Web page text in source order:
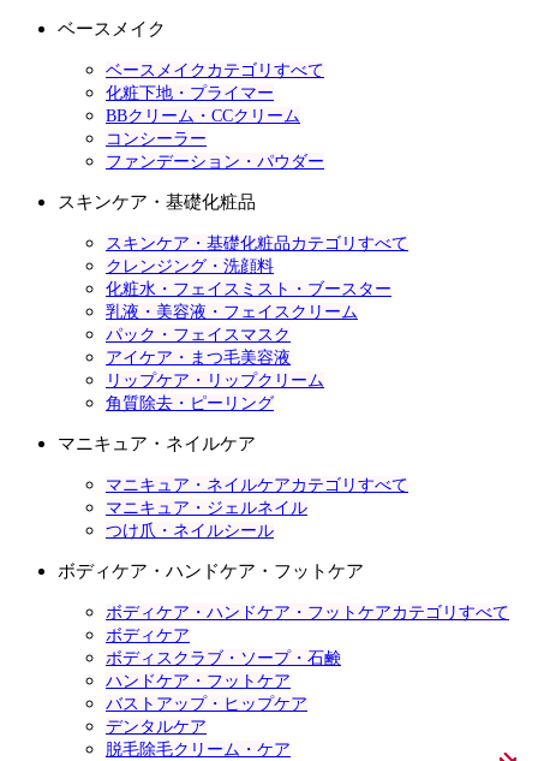
ベースメイク
ベースメイクカテゴリすべて
化粧下地・プライマー
BBクリーム・CCクリーム
コンシーラー
ファンデーション・パウダー
スキンケア・基礎化粧品
スキンケア・基礎化粧品カテゴリすべて
クレンジング・洗顔料
化粧水・フェイスミスト・ブースター
乳液・美容液・フェイスクリーム
パック・フェイスマスク
アイケア・まつ毛美容液
リップケア・リップクリーム
角質除去・ピーリング
マニキュア・ネイルケア
マニキュア・ネイルケアカテゴリすべて
マニキュア・ジェルネイル
つけ爪・ネイルシール
ボディケア・ハンドケア・フットケア
ボディケア・ハンドケア・フットケアカテゴリすべて
ボディケア
ボディスクラブ・ソープ・石鹸
ハンドケア・フットケア
バストアップ・ヒップケア
デンタルケア
脱毛除毛クリーム・ケア